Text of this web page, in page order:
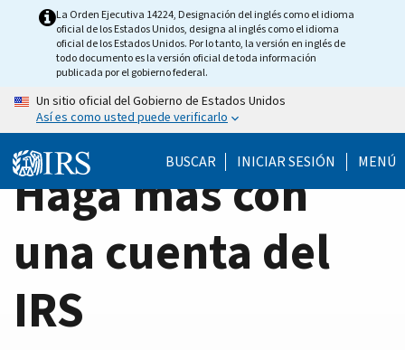
HomeLa Orden Ejecutiva 14224, Designación del inglés como el idioma
oficial de los Estados Unidos, designa al inglés como el idioma
oficial de los Estados Unidos. Por lo tanto, la versión en inglés de
todo documento es la versión oficial de toda información
publicada por el gobierno federal.
Un sitio oficial del Gobierno de Estados Unidos
Así es como usted puede verificarlo
BUSCAR INICIAR SESIÓN MENÚ
Haga más con
una cuenta del
IRS